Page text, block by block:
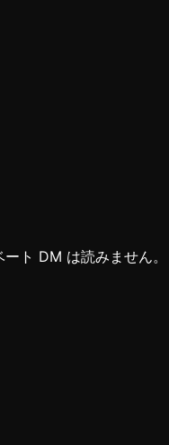
ト DM は読みません